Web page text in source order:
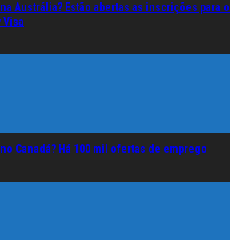
Austrália? Estão abertas as inscrições para o
Visa
Canadá? Há 100 mil ofertas de emprego